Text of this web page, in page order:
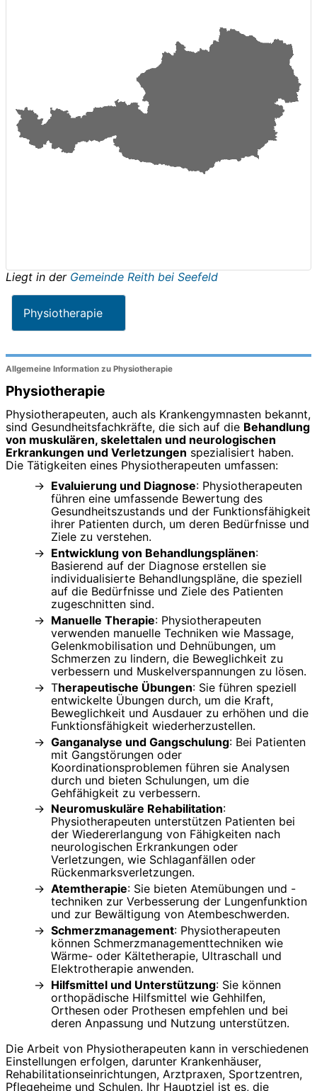
Liegt in der Gemeinde Reith bei Seefeld
Physiotherapie
Allgemeine Information zu Physiotherapie
Physiotherapie
Physiotherapeuten, auch als Krankengymnasten bekannt,
sind Gesundheitsfachkräfte, die sich auf die Behandlung
von muskulären, skelettalen und neurologischen
Erkrankungen und Verletzungen spezialisiert haben.
Die Tätigkeiten eines Physiotherapeuten umfassen:
Evaluierung und Diagnose: Physiotherapeuten
führen eine umfassende Bewertung des
Gesundheitszustands und der Funktionsfähigkeit
ihrer Patienten durch, um deren Bedürfnisse und
Ziele zu verstehen.
Entwicklung von Behandlungsplänen:
Basierend auf der Diagnose erstellen sie
individualisierte Behandlungspläne, die speziell
auf die Bedürfnisse und Ziele des Patienten
zugeschnitten sind.
Manuelle Therapie: Physiotherapeuten
verwenden manuelle Techniken wie Massage,
Gelenkmobilisation und Dehnübungen, um
Schmerzen zu lindern, die Beweglichkeit zu
verbessern und Muskelverspannungen zu lösen.
Therapeutische Übungen: Sie führen speziell
entwickelte Übungen durch, um die Kraft,
Beweglichkeit und Ausdauer zu erhöhen und die
Funktionsfähigkeit wiederherzustellen.
Ganganalyse und Gangschulung: Bei Patienten
mit Gangstörungen oder
Koordinationsproblemen führen sie Analysen
durch und bieten Schulungen, um die
Gehfähigkeit zu verbessern.
Neuromuskuläre Rehabilitation:
Physiotherapeuten unterstützen Patienten bei
der Wiedererlangung von Fähigkeiten nach
neurologischen Erkrankungen oder
Verletzungen, wie Schlaganfällen oder
Rückenmarksverletzungen.
Atemtherapie: Sie bieten Atemübungen und -
techniken zur Verbesserung der Lungenfunktion
und zur Bewältigung von Atembeschwerden.
Schmerzmanagement: Physiotherapeuten
können Schmerzmanagementtechniken wie
Wärme- oder Kältetherapie, Ultraschall und
Elektrotherapie anwenden.
Hilfsmittel und Unterstützung: Sie können
orthopädische Hilfsmittel wie Gehhilfen,
Orthesen oder Prothesen empfehlen und bei
deren Anpassung und Nutzung unterstützen.
Die Arbeit von Physiotherapeuten kann in verschiedenen
Einstellungen erfolgen, darunter Krankenhäuser,
Rehabilitationseinrichtungen, Arztpraxen, Sportzentren,
Pflegeheime und Schulen. Ihr Hauptziel ist es, die